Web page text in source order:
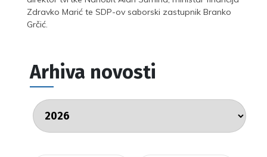
Zdravko Marić te SDP-ov saborski zastupnik Branko
Grčić.
Arhiva novosti